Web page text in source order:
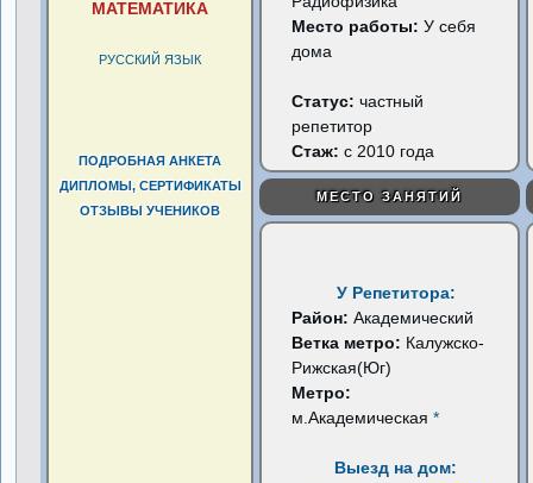
МАТЕМАТИКА
РУССКИЙ ЯЗЫК
ПОДРОБНАЯ АНКЕТА
ДИПЛОМЫ, СЕРТИФИКАТЫ
ОТЗЫВЫ УЧЕНИКОВ
Место работы: У себя
дома
Статус:частный
репетитор
Стаж: с 2010 года
МЕСТО ЗАНЯТИЙ
У Репетитора:
Район:Академический
Ветка метро: Калужско-
Рижская(Юг)
Метро:
м.Академическая*
Выезд на дом: